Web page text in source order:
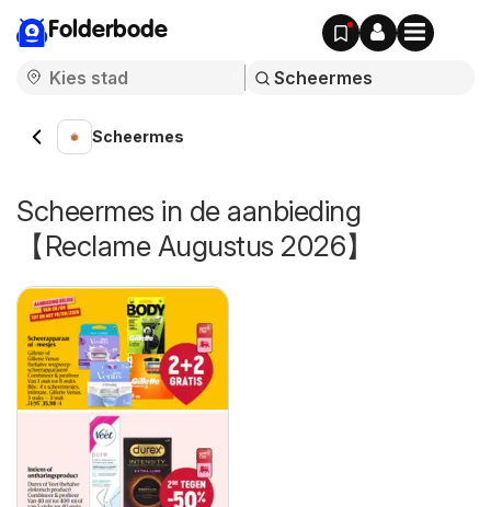
Folderbode
Scheermes
Scheermes in de aanbieding
【Reclame Augustus 2026】